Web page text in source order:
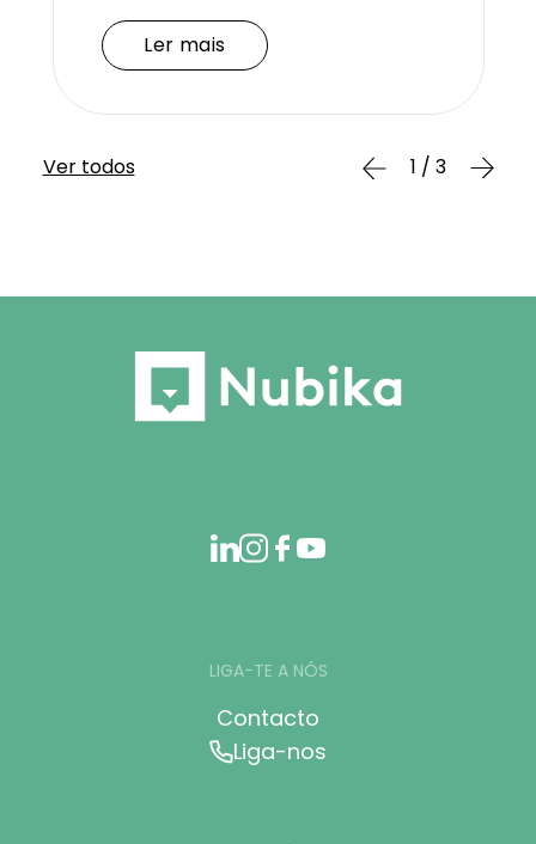
Ler mais
Ver todos 1 / 3
LIGA-TE A NÓS
Contacto
Liga-nos